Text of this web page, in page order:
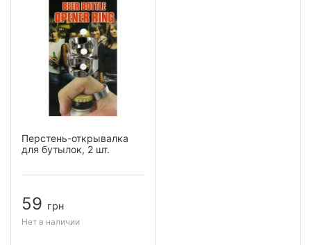
Перстень-открывалка
для бутылок, 2 шт.
59 грн
Нет в наличии